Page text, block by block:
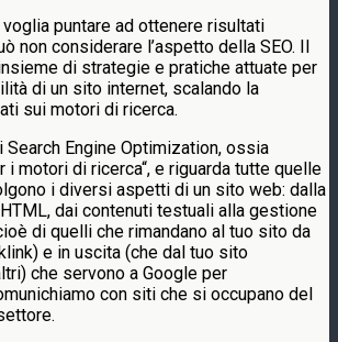
voglia puntare ad ottenere risultati
non considerare l’aspetto della SEO. Il
di strategie e pratiche attuate per
di un sito internet, scalando la
sui motori di ricerca.
Search Engine Optimization, ossia
i motori di ricerca“, e riguarda tutte quelle
i diversi aspetti di un sito web: dalla
dai contenuti testuali alla gestione
di quelli che rimandano al tuo sito da
e in uscita (che dal tuo sito
che servono a Google per
con siti che si occupano del